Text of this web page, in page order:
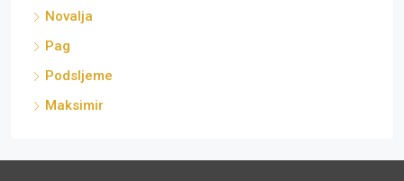
Novalja
Pag
Podsljeme
Maksimir